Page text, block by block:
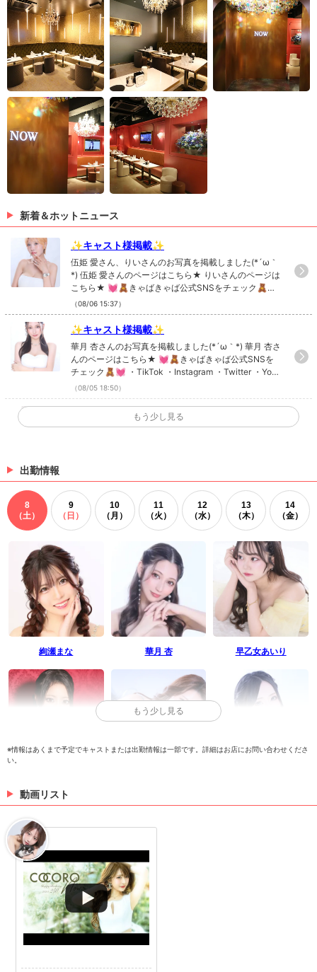
新着＆ホットニュース
✨キャスト様掲載✨
伍姫 愛さん、りいさんのお写真を掲載しました(*´ω｀
*) 伍姫 愛さんのページはこちら★ りいさんのページは
こちら★ 💓🧸きゃばきゃば公式SNSをチェック🧸💓
・TikTok ・Instagram ・Twitter ・YouTube
（08/06 15:37）
✨キャスト様掲載✨
華月 杏さんのお写真を掲載しました(*´ω｀*) 華月 杏さ
んのページはこちら★ 💓🧸きゃばきゃば公式SNSを
チェック🧸💓 ・TikTok ・Instagram ・Twitter ・YouT
ube
（08/05 18:50）
✨キャスト様掲載✨
なつみさんのお写真を掲載しました(*´ω｀*) なつみさ
✨キャスト様掲載✨
逢坂のあさんのお写真を掲載しました(*´ω｀*) 逢坂の
あさんのページはこちら★ 💓🧸きゃばきゃば公式SN
Sをチェック🧸💓 ・TikTok ・Instagram ・Twitter ・Y
（06/18 18:00）
ホットニュース一覧を見る
もう少し見る
出勤情報
8
（土）
9
（日）
10
（月）
11
（火）
12
（水）
13
（木）
14
（金）
絢瀬まな 華月 杏 早乙女あいり
もう少し見る
※情報はあくまで予定でキャストまたは出勤情報は一部です。詳細はお店にお問い合わせくださ
い。
動画リスト